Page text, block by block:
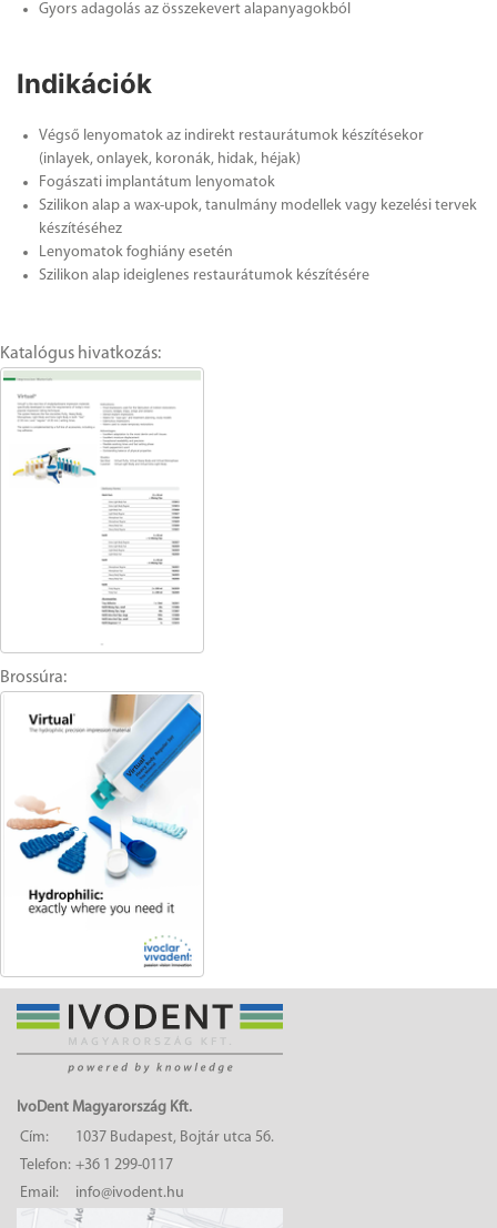
Gyors adagolás az összekevert alapanyagokból
Indikációk
Végső lenyomatok az indirekt restaurátumok készítésekor
(inlayek, onlayek, koronák, hidak, héjak)
Fogászati implantátum lenyomatok
Szilikon alap a wax-upok, tanulmány modellek vagy kezelési tervek
készítéséhez
Lenyomatok foghiány esetén
Szilikon alap ideiglenes restaurátumok készítésére
Katalógus hivatkozás:
Brossúra:
IvoDent Magyarország Kft.
Cím:
1037 Budapest, Bojtár utca 56.
Telefon: +36 1 299-0117
Email:
info@ivodent.hu